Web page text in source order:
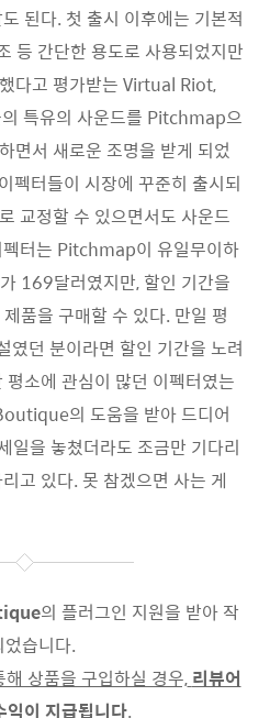
된다. 첫 출시 이후에는 기본적
등 간단한 용도로 사용되었지만
다고 평가받는 Virtual Riot,
특유의 사운드를 Pitchmap으
면서 새로운 조명을 받게 되었
터들이 시장에 꾸준히 출시되
교정할 수 있으면서도 사운드
터는 Pitchmap이 유일무이하
169달러였지만, 할인 기간을
품을 구매할 수 있다. 만일 평
던 분이라면 할인 기간을 노려
소에 관심이 많던 이펙터였는
의 도움을 받아 드디어
일을 놓쳤더라도 조금만 기다리
고 있다. 못 참겠으면 사는 게
의 플러그인 지원을 받아 작
었습니다.
해 상품을 구입하실 경우, 리뷰어
익이 지급됩니다.